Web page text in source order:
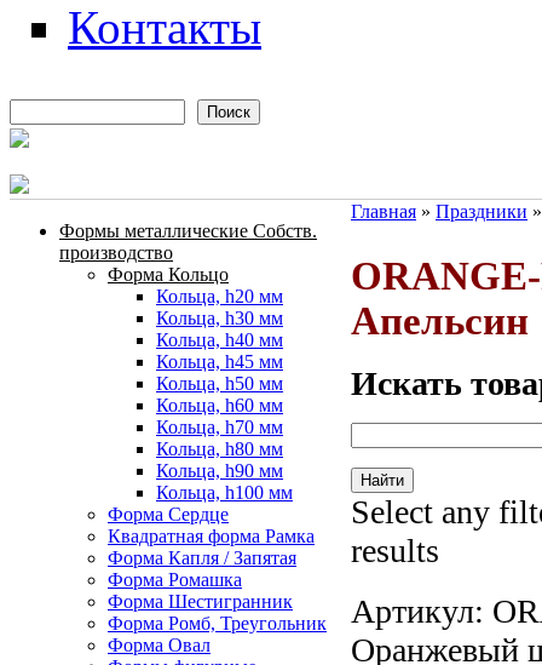
Контакты
Форма поиска
Формы металлические Собств.
производство
Форма Кольцо
Кольца, h20 мм
Кольца, h30 мм
Кольца, h40 мм
Кольца, h45 мм
Кольца, h50 мм
Кольца, h60 мм
Кольца, h70 мм
Кольца, h80 мм
Кольца, h90 мм
Кольца, h100 мм
Форма Сердце
Квадратная форма Рамка
Форма Капля / Запятая
Форма Ромашка
Форма Шестигранник
Форма Ромб, Треугольник
Форма Овал
Главная » Праздники
Апельсин
Искать
Select any
results
Артикул:
Оранжевый